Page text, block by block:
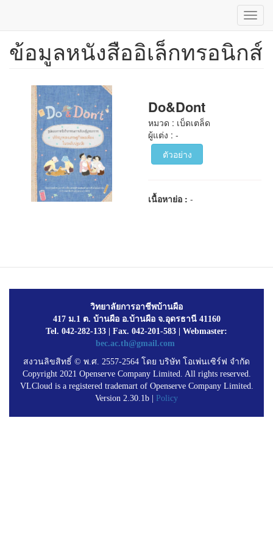
ข้าม
ข้อมูลหนังสืออิเล็กทรอนิกส์
Do&Dont
หมวด : เบ็ดเตล็ด
ผู้แต่ง : -
ตัวอย่าง
เนื้อหาย่อ :-
วิทยาลัยการอาชีพบ้านผือ
417 ม.1 ต. บ้านผือ อ.บ้านผือ จ.อุดรธานี 41160
Tel. 042-282-133 | Fax. 042-201-583 | Webmaster:
bec.ac.th@gmail.com
สงวนลิขสิทธิ์ © พ.ศ. 2557-2564 โดย บริษัท โอเพ่นเซิร์ฟ จำกัด
Copyright 2021 Openserve Company Limited. All rights reserved.
VLCloud is a registered trademart of Openserve Company Limited.
Version 2.30.1b | Policy